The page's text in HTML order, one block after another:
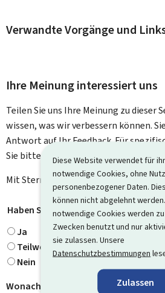
Diese Website verwendet für
notwendige Cookies, ohne
personenbezogener Daten.
können nicht abgelehnt
notwendige Cookies werden
Zwecken benutzt und nur
sie zulassen. Unsere
Datenschutzbestimmungen
Zulassen
Verwandte Vorgänge und
Ihre Meinung interessiert uns
Teilen Sie uns Ihre Meinung zu dieser
wissen, was wir verbessern können.
Antwort auf Ihr Feedback. Für
Sie bitte das Kontaktformular.
Mit Stern gekennzeichnete Felder ( *
Haben Sie gefunden, wonach Sie
Ja
Teilweise
Nein
Wonach haben Sie gesucht?